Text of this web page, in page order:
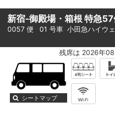
新宿-御殿場・箱根 特急
0057 便 01 号車 小田急ハイウ
残席は 2026年08
シートマップ